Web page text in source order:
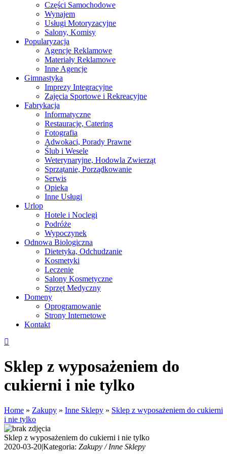
Części Samochodowe
Wynajem
Usługi Motoryzacyjne
Salony, Komisy
Popularyzacja
Agencje Reklamowe
Materiały Reklamowe
Inne Agencje
Gimnastyka
Imprezy Integracyjne
Zajęcia Sportowe i Rekreacyjne
Fabrykacja
Informatyczne
Restauracje, Catering
Fotografia
Adwokaci, Porady Prawne
Ślub i Wesele
Weterynaryjne, Hodowla Zwierząt
Sprzątanie, Porządkowanie
Serwis
Opieka
Inne Usługi
Urlop
Hotele i Noclegi
Podróże
Wypoczynek
Odnowa Biologiczna
Dietetyka, Odchudzanie
Kosmetyki
Leczenie
Salony Kosmetyczne
Sprzęt Medyczny
Domeny
Oprogramowanie
Strony Internetowe
Kontakt
Sklep z wyposażeniem do
cukierni i nie tylko
Home » Zakupy » Inne Sklepy » Sklep z wyposażeniem do cukierni
i nie tylko
Sklep z wyposażeniem do cukierni i nie tylko
2020-03-20|Kategoria: Zakupy / Inne Sklepy